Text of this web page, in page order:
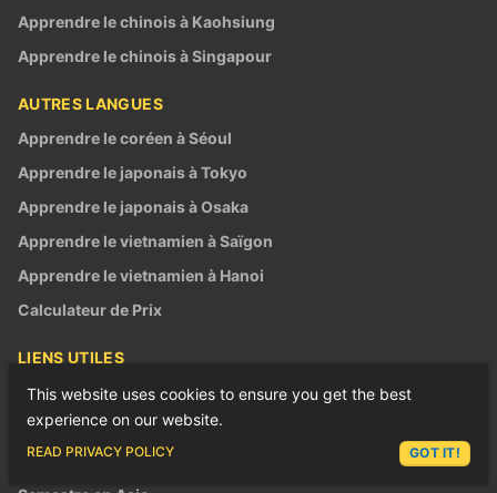
Apprendre le chinois à Kaohsiung
Apprendre le chinois à Singapour
AUTRES LANGUES
Apprendre le coréen à Séoul
Apprendre le japonais à Tokyo
Apprendre le japonais à Osaka
Apprendre le vietnamien à Saïgon
Apprendre le vietnamien à Hanoi
Calculateur de Prix
LIENS UTILES
À propos
L'équipe LTL
Emplois chez LTL
This website uses cookies to ensure you get the best
experience on our website.
READ PRIVACY POLICY GOT IT!
ASK LEX